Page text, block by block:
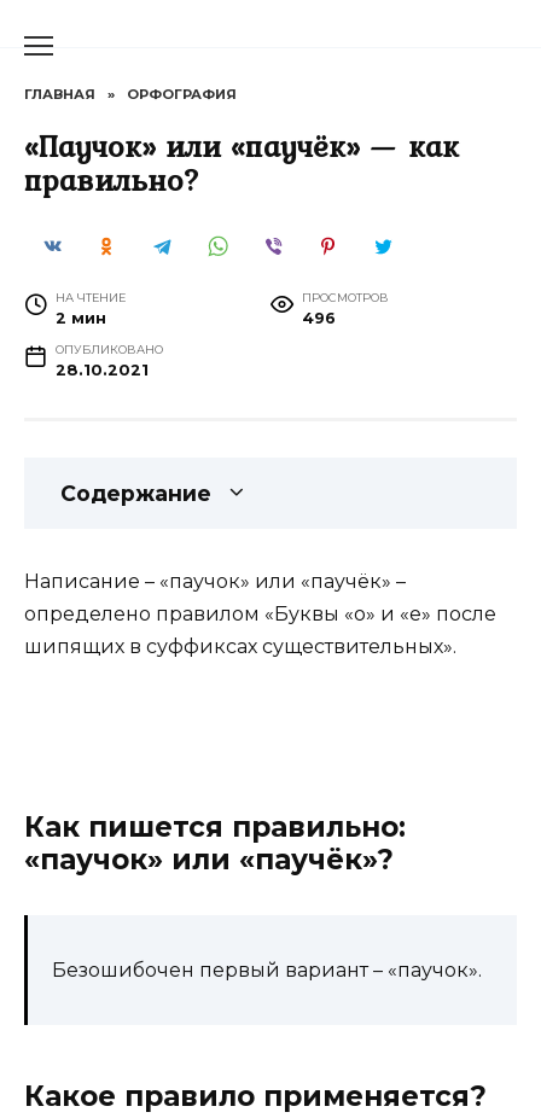
ГЛАВНАЯ » ОРФОГРАФИЯ
«Паучок» или «паучёк» — как
правильно?
НА ЧТЕНИЕ
2 мин
ПРОСМОТРОВ
496
ОПУБЛИКОВАНО
28.10.2021
Содержание
Написание – «паучок» или «паучёк» –
определено правилом «Буквы «о» и «е» после
шипящих в суффиксах существительных».
Как пишется правильно:
«паучок» или «паучёк»?
Безошибочен первый вариант – «паучок».
Какое правило применяется?